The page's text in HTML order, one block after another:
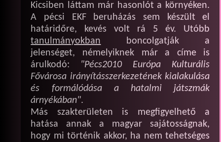
Kicsiben láttam már hasonlót a környéken.
A pécsi EKF beruházás sem készült el
határidőre, kevés volt rá 5 év. Utóbb
tanulmányokban boncolgatják a
jelenséget, némelyiknek már a címe is
árulkodó: "Pécs2010 Európa Kulturális
Fővárosa irányításszerkezetének kialakulása
és formálódása a hatalmi játszmák
árnyékában".
Más szakterületen is megfigyelhető a
hatása annak a magyar sajátosságnak,
hogy mi történik akkor, ha nem tehetséges